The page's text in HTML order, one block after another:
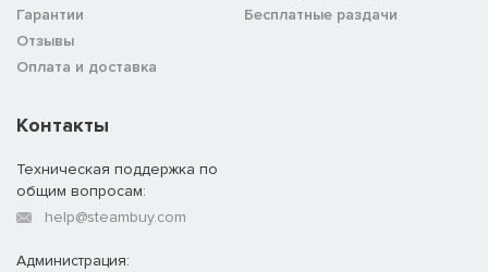
Гарантии
Отзывы
Оплата и доставка
Бесплатные раздачи
Контакты
Техническая поддержка по
общим вопросам:
help@steambuy.com
Администрация: